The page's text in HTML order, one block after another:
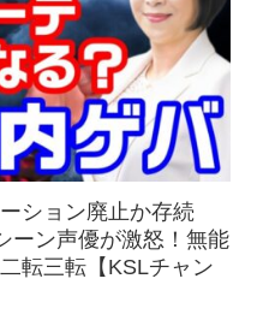
ション廃止か存続
ーン声優が激怒！無能
転三転【KSLチャン